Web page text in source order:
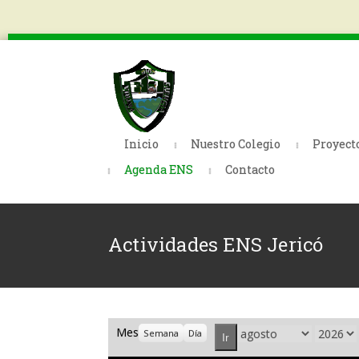
Inicio Nuestro Colegio
Agenda ENS
Contacto
Actividades ENS Jericó
Mes Semana Día Mes Año